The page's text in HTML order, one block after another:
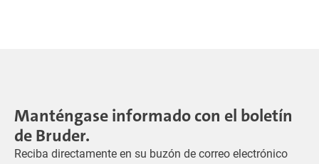
Manténgase informado con el boletín
de Bruder.
Reciba directamente en su buzón de correo electrónico